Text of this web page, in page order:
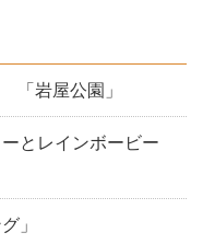
岩屋公園」
とレインボービー
」